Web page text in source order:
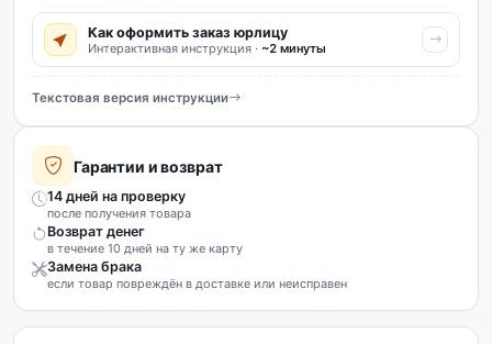
Как оформить заказ юрлицу
Интерактивная инструкция · ~2 минуты
Текстовая версия инструкции
Гарантии и возврат
14 дней на проверку
после получения товара
Возврат денег
в течение 10 дней на ту же карту
Замена брака
если товар повреждён в доставке или неисправен